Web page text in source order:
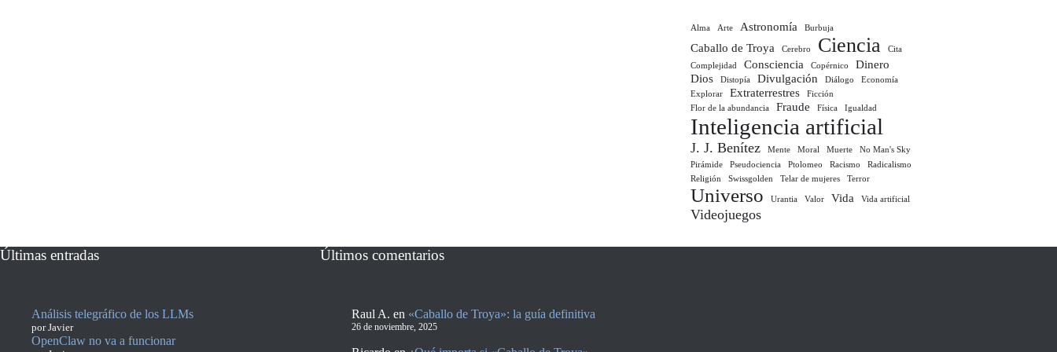
Alma Arte Astronomía Burbuja
Caballo de Troya Cerebro Ciencia
Cita
Complejidad
Consciencia Copérnico
Dinero
Dios
Distopía Divulgación Diálogo
Economía
Explorar
Extraterrestres
Ficción
Flor de la abundancia
Fraude Física Igualdad
Inteligencia artificial
J. J. Benítez Mente Moral Muerte
No Man's Sky
Pirámide
Pseudociencia Ptolomeo Racismo
Radicalismo
Religión
Swissgolden Telar de mujeres Terror
Universo Urantia Valor Vida Vida artificial
Videojuegos
Últimas entradas
Análisis telegráfico de los LLMs
por Javier
OpenClaw no va a funcionar
Últimos comentarios
Raul A. en «Caballo de Troya»: la guía definitiva
26 de noviembre, 2025